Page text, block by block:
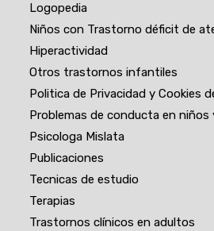
Logopedia
Niños con Trastorno déficit de
Hiperactividad
Otros trastornos infantiles
Politica de Privacidad y Cookies
Problemas de conducta en
Psicologa Mislata
Publicaciones
Tecnicas de estudio
Terapias
Trastornos clínicos en adultos